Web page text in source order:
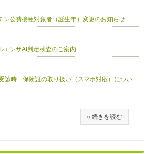
ン公費接種対象者（誕生年）変更のお知らせ
エンザAI判定検査のご案内
診時 保険証の取り扱い（スマホ対応）につい
» 続きを読む